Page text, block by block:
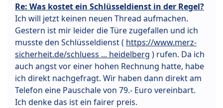
Re: Was kostet ein Schlüsseldienst in der Regel?
Ich will jetzt keinen neuen Thread aufmachen.
Gestern ist mir leider die Türe zugefallen und ich
musste den Schlüsseldienst ( https://www.merz-
sicherheit.de/schluess ... heidelberg ) rufen. Da ich
auch angst vor einer hohen Rechnung hatte, habe
ich direkt nachgefragt. Wir haben dann direkt am
Telefon eine Pauschale von 79.- Euro vereinbart.
Ich denke das ist ein fairer preis.